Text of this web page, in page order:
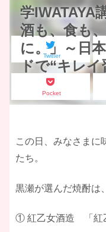
学
酒も、食も
に。」～日
ドで“キレイ
Twitter
Pocket
この日、みなさまに
たち。
黒瀬が選んだ焼酎は
① 紅乙女酒造 「紅